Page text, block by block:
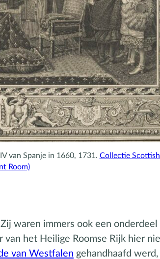
van Spanje in 1660, 1731. Collectie
Room)
waren immers ook een
het Heilige Roomse Rijk hier
van Westfalen gehandhaafd